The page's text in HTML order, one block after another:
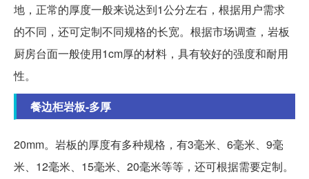
地，正常的厚度一般来说达到1公分左右，根据用户需求
的不同，还可定制不同规格的长宽。根据市场调查，岩板
厨房台面一般使用1cm厚的材料，具有较好的强度和耐用
性。
餐边柜岩板-多厚
20mm。岩板的厚度有多种规格，有3毫米、6毫米、9毫
米、12毫米、15毫米、20毫米等等，还可根据需要定制。